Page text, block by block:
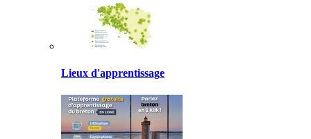
Lieux d'apprentissage